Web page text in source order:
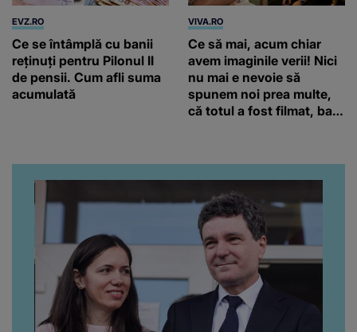
EVZ.RO
Ce se întâmplă cu banii
reținuți pentru Pilonul II
de pensii. Cum afli suma
acumulată
VIVA.RO
Ce să mai, acum chiar
avem imaginile verii! Nici
nu mai e nevoie să
spunem noi prea multe,
că totul a fost filmat, ba
da, frumoasa iubită a lui
Florin Ristei e...